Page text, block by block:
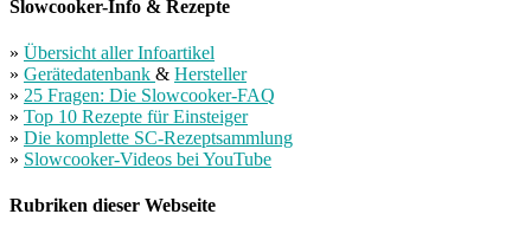
Slowcooker-Info & Rezepte
» Übersicht aller Infoartikel
» Gerätedatenbank & Hersteller
» 25 Fragen: Die Slowcooker-FAQ
» Top 10 Rezepte für Einsteiger
» Die komplette SC-Rezeptsammlung
» Slowcooker-Videos bei YouTube
Rubriken dieser Webseite